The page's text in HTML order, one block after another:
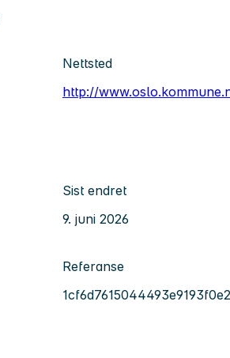
Nettsted
http://
Sist endret
9. juni 2026
Referanse